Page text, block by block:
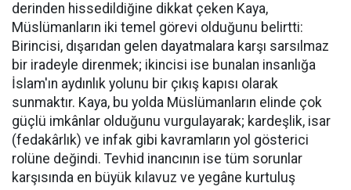
derinden hissedildiğine dikkat çeken Kaya,
Müslümanların iki temel görevi olduğunu belirtti:
Birincisi, dışarıdan gelen dayatmalara karşı sarsılmaz
bir iradeyle direnmek; ikincisi ise bunalan insanlığa
İslam'ın aydınlık yolunu bir çıkış kapısı olarak
sunmaktır. Kaya, bu yolda Müslümanların elinde çok
güçlü imkânlar olduğunu vurgulayarak; kardeşlik, isar
(fedakârlık) ve infak gibi kavramların yol gösterici
rolüne değindi. Tevhid inancının ise tüm sorunlar
karşısında en büyük kılavuz ve yegâne kurtuluş